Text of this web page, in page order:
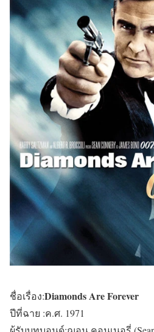
ชื่อเรื่อง:Diamonds Are Forever
ปีที่ฉาย :ค.ศ. 1971